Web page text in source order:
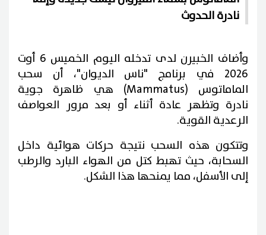
نادرة الحدوث
وأضاف الخبيرن لدى تدخله اليوم الخميس 6 أوت
2026 في برنامج "ناس الديوان"، أن سحب
الماماتوس (Mammatus) هي
ظاهرة جوية
نادرة وتظهر عادة أثناء أو بعد مرور العواصف
الرعدية القوية.
وتتكون هذه السحب نتيجة حركات هوائية داخل
السحابة، حيث تهبط كتل من الهواء البارد والرطب
إلى الأسفل، مما يمنحها هذا الشكل.